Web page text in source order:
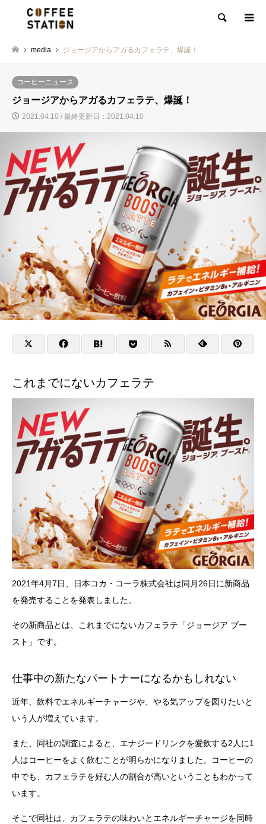
検索
media ジョージアからアガるカフェラテ、爆誕！
コーヒーニュース
ジョージアからアガるカフェラテ、爆誕！
2021.04.10 / 最終更新日：2021.04.10
これまでにないカフェラテ
2021年4月7日、日本コカ・コーラ株式会社は同月26日に新商品
を発売することを発表しました。
その新商品とは、これまでにないカフェラテ「ジョージア ブー
スト」です。
仕事中の新たなパートナーになるかもしれない
近年、飲料でエネルギーチャージや、やる気アップを図りたいと
いう人が増えています。
また、同社の調査によると、エナジードリンクを愛飲する2人に1
人はコーヒーをよく飲むことが明らかになりました。コーヒーの
中でも、カフェラテを好む人の割合が高いということもわかって
います。
そこで同社は、カフェラテの味わいとエネルギーチャージを同時